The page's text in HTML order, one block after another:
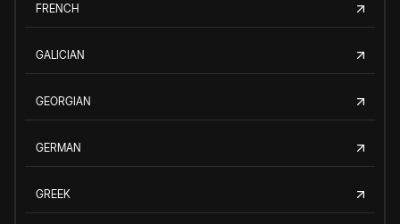
FRENCH
GALICIAN
GEORGIAN
GERMAN
GREEK